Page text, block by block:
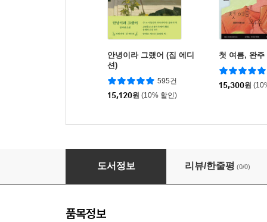
안녕이라 그랬어 (집 에디
션)
595건
15,120원 (10% 할인)
첫 여름, 완주
15,300원
푸른 사자 와니니 4-9권 세트
도서정보 리뷰/한줄평 (0/0)
품목정보